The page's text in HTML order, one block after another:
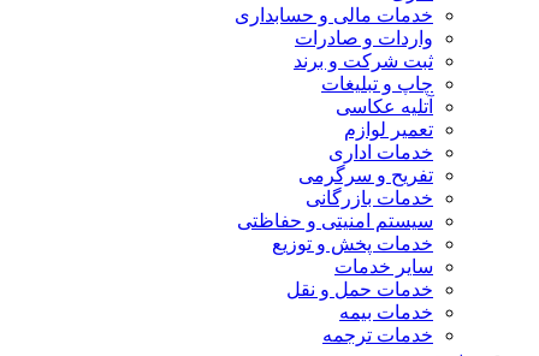
خدمات مالی و حسابداری
واردات و صادرات
ثبت شرکت و برند
چاپ و تبلیغات
آتلیه عکاسی
تعمیر لوازم
خدمات اداری
تفریح و سرگرمی
خدمات بازرگانی
سیستم امنیتی و حفاظتی
خدمات پخش و توزیع
سایر خدمات
خدمات حمل و نقل
خدمات بیمه
خدمات ترجمه